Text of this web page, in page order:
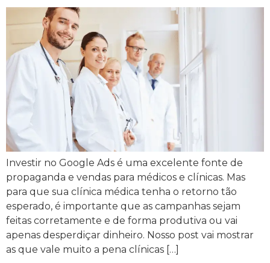
Investir no Google Ads é uma excelente fonte de
propaganda e vendas para médicos e clínicas. Mas
para que sua clínica médica tenha o retorno tão
esperado, é importante que as campanhas sejam
feitas corretamente e de forma produtiva ou vai
apenas desperdiçar dinheiro. Nosso post vai mostrar
as que vale muito a pena clínicas […]